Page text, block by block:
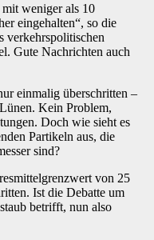
weniger als 10
eingehalten“, so die
verkehrspolitischen
Gute Nachrichten auch
einmalig überschritten –
Kein Problem,
Doch wie sieht es
Partikeln aus, die
sind?
von 25
Ist die Debatte um
betrifft, nun also